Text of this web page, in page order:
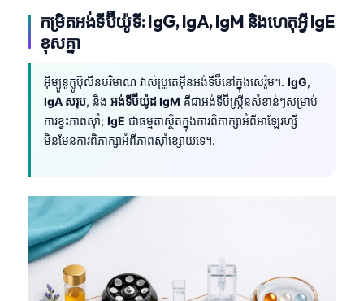
កម្រិតអង់ទីប៊ីយ៉ូទី: IgG, IgA, IgM និងហេតុអ្វី IgE
ខុសគ្នា
អ៊ីម្យូនូក្លូប៊ុលីនបរិមាណ វាស់ប្រូតេអ៊ីនអង់ទីប៊ីនៅក្នុងសេរ៉ូម។. IgG,
IgA សរុប, និង អង់ទីប៊ីយ៉ូដ IgM គឺជាអង់ទីប៊ីស្ក្រីនសំខាន់ៗសម្រាប់
ការខ្វះភាពស៊ាំ; IgE ជាធម្មតាស្ថិតក្នុងការពិភាក្សាអំពីអាឡែរហ្សី
មិនមែនការពិភាក្សាអំពីភាពស៊ាំខ្សោយទេ។.